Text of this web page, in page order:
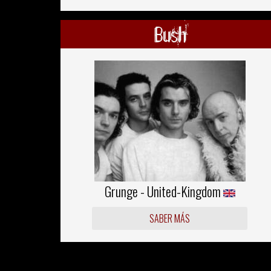
Bush
Grunge - United-Kingdom
SABER MÁS